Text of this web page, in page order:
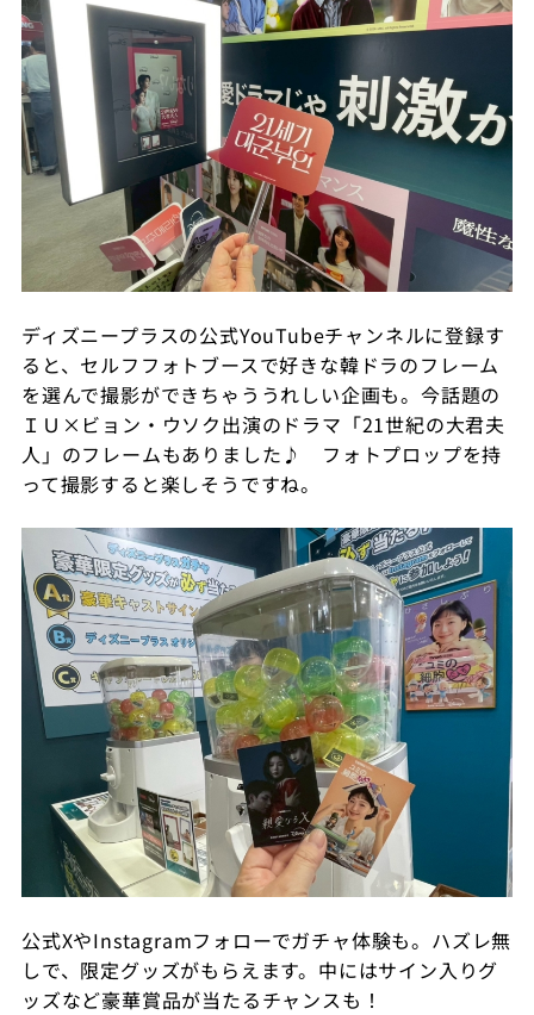
ディズニープラスの公式YouTubeチャンネルに登録す
ると、セルフフォトブースで好きな韓ドラのフレーム
を選んで撮影ができちゃううれしい企画も。今話題の
ＩＵ×ビョン・ウソク出演のドラマ「21世紀の大君夫
人」のフレームもありました♪ フォトプロップを持
って撮影すると楽しそうですね。
公式XやInstagramフォローでガチャ体験も。ハズレ無
しで、限定グッズがもらえます。中にはサイン入りグ
ッズなど豪華賞品が当たるチャンスも！